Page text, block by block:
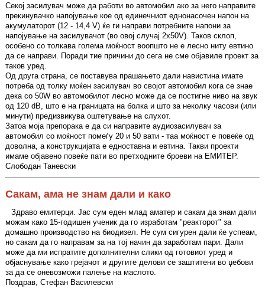
Секој засилувач може да работи во автомобил ако за него направите
прекинувачко напојување кое од единечниот еднонасочен напон на
акумулаторот (12 - 14,4 V) ќе ги направи потребните напони за
напојување на засилувачот (во овој случај 2x50V). Таков склоп,
особено со толкава голема моќност воопшто не е лесно ниту евтино
да се направи. Поради тие причини до сега не сме објавиле проект за
таков уред.
Од друга страна, се поставува прашањето дали навистина имате
потреба од толку моќен засилувач во својот автомобил кога се знае
дека со 50W во автомобилот лесно може да се постигне ниво на звук
од 120 dB, што е на границата на болка и што за неколку часови (или
минути) предизвикува оштетување на слухот.
Затоа моја препорака е да си направите аудиозасилувач за
автомобил со моќност помеѓу 20 и 50 вати - таа моќност е повеќе од
доволна, а конструкцијата е едноставна и евтина. Такви проекти
имаме објавено повеќе пати во претходните броеви на ЕМИТЕР.
Слободан Таневски
Сакам, ама не знам дали и како
Здраво емитерци. Јас сум еден млад аматер и сакам да знам дали
можам како 15-годишен ученик да го изработам "реакторот" за
домашно производство на биодизел. Не сум сигурен дали ќе успеам,
но сакам да го направам за на тој начин да заработам пари. Дали
може да ми испратите дополнителни слики од готовиот уред и
објаснување како грејачот и другите делови се заштитени во џебови
за да се оневозможи палење на маслото.
Поздрав, Стефан Василевски